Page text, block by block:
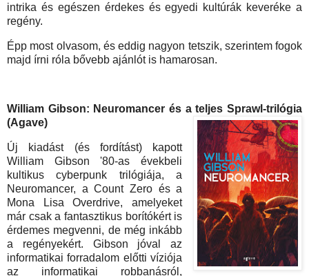
intrika és egészen érdekes és egyedi kultúrák keveréke a
regény.
Épp most olvasom, és eddig nagyon tetszik, szerintem fogok
majd írni róla bővebb ajánlót is hamarosan.
William Gibson: Neuromancer és a teljes Sprawl-trilógia
(Agave)
Új kiadást (és fordítást) kapott
William Gibson '80-as évekbeli
kultikus cyberpunk trilógiája, a
Neuromancer, a Count Zero és a
Mona Lisa Overdrive, amelyeket
már csak a fantasztikus borítókért is
érdemes megvenni, de még inkább
a regényekért. Gibson jóval az
informatikai forradalom előtti víziója
az informatikai robbanásról,